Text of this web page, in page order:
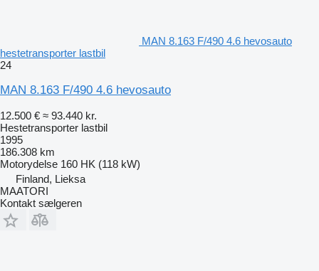
MAN 8.163 F/490 4.6 hevosauto
hestetransporter lastbil
24
MAN 8.163 F/490 4.6 hevosauto
12.500 € ≈ 93.440 kr.
Hestetransporter lastbil
1995
186.308 km
Motorydelse 160 HK (118 kW)
Finland, Lieksa
MAATORI
Kontakt sælgeren